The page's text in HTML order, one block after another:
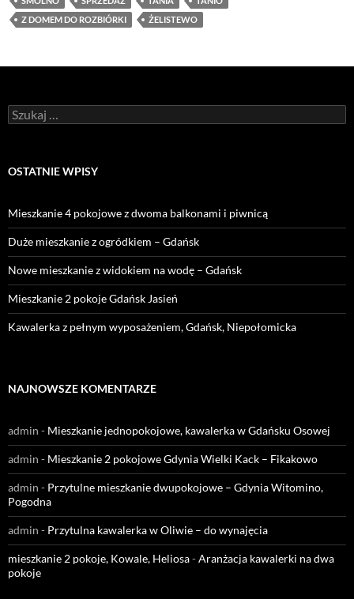
Z DOMEM DO ROZBIÓRKI
ŻELISTEWO
Szukaj:
OSTATNIE WPISY
Mieszkanie 4 pokojowe z dwoma balkonami i piwnicą
Duże mieszkanie z ogródkiem – Gdańsk
Nowe mieszkanie z widokiem na wodę – Gdańsk
Mieszkanie 2 pokoje Gdańsk Jasień
Kawalerka z pełnym wyposażeniem, Gdańsk, Niepołomicka
NAJNOWSZE KOMENTARZE
admin - Mieszkanie jednopokojowe, kawalerka w Gdańsku Osowej
admin - Mieszkanie 2 pokojowe Gdynia Wielki Kack – Fikakowo
admin - Przytulne mieszkanie dwupokojowe – Gdynia Witomino,
Pogodna
admin - Przytulna kawalerka w Oliwie – do wynajęcia
mieszkanie 2 pokoje, Kowale, Heliosa-Aranżacja kawalerki na dwa
pokoje